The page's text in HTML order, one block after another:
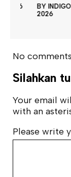
BY
No
Silahkan
Your email
with an
Please write